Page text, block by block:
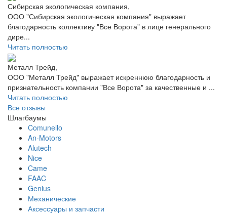
Сибирская экологическая компания,
ООО "Сибирская экологическая компания" выражает
благодарность коллективу "Все Ворота" в лице генерального
дире...
Читать полностью
Металл Трейд,
ООО "Металл Трейд" выражает искреннюю благодарность и
признательность компании "Все Ворота" за качественные и ...
Читать полностью
Все отзывы
Шлагбаумы
Comunello
An-Motors
Alutech
Nice
Came
FAAC
Genius
Механические
Аксессуары и запчасти